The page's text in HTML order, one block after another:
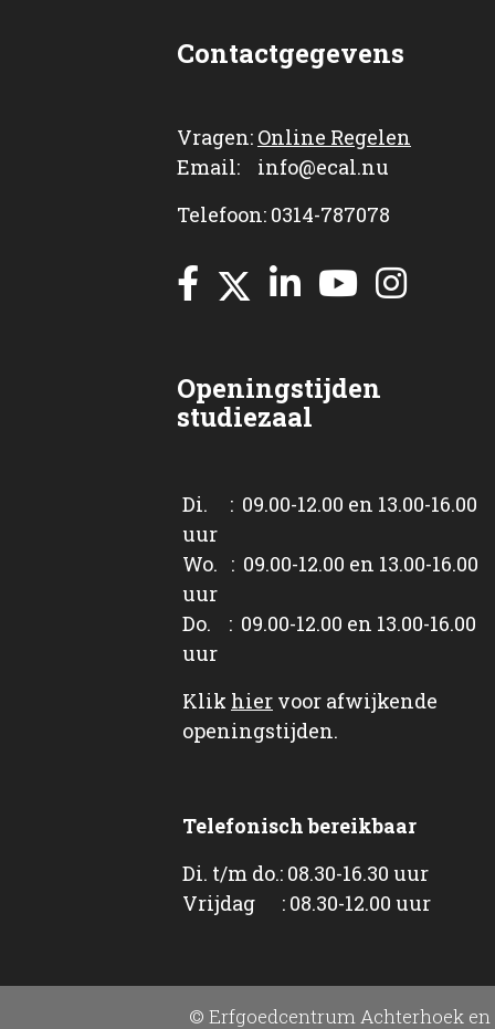
Contactgegevens
Vragen: Online Regelen
Email: info@ecal.nu
Telefoon: 0314-787078
Openingstijden
studiezaal
Di. : 09.00-12.00 en 13.00-16.00
uur
Wo. : 09.00-12.00 en 13.00-16.00
uur
Do. : 09.00-12.00 en 13.00-16.00
uur
Klik hier voor afwijkende
openingstijden.
Telefonisch bereikbaar
Di. t/m do.: 08.30-16.30 uur
Vrijdag : 08.30-12.00 uur
© Erfgoedcentrum Achterhoek en